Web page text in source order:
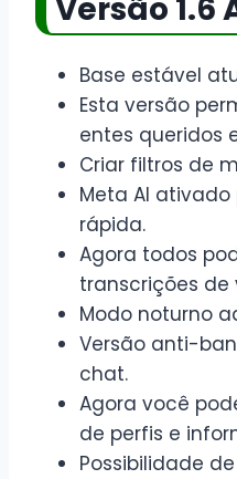
Versão 1.6
Base estável
Esta versão
entes queridos
Criar filtros de
Meta AI
rápida.
Agora todos
transcrições de
Modo noturno
Versão anti-
chat.
Agora você
de perfis e
Possibilidade